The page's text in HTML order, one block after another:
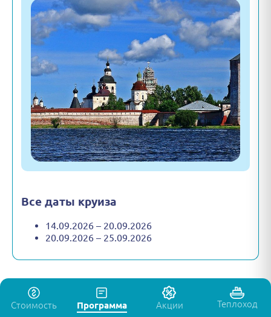
Все даты круиза
14.09.2026 – 20.09.2026
20.09.2026 – 25.09.2026
Стоимость Программа Акции Теплоход